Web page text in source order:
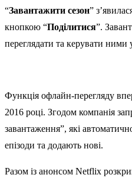
“Завантажити сезон”
кнопкою “Поділитися”.
переглядати та керувати ними
Функція офлайн-перегляду
2016 році. Згодом компанія
завантаження”, які
епізоди та додають нові.
Разом із анонсом Netflix